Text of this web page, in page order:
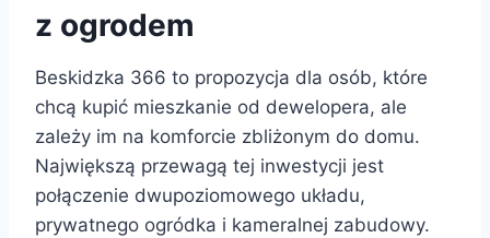
z ogrodem
Beskidzka 366 to propozycja dla osób, które
chcą kupić mieszkanie od dewelopera, ale
zależy im na komforcie zbliżonym do domu.
Największą przewagą tej inwestycji jest
połączenie dwupoziomowego układu,
prywatnego ogródka i kameralnej zabudowy.